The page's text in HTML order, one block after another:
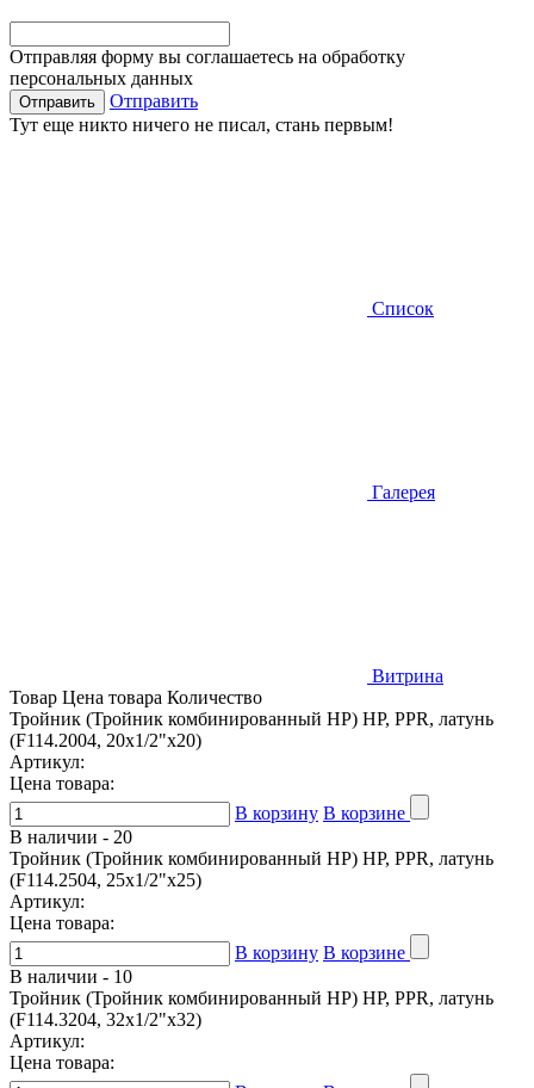
Отправляя форму вы соглашаетесь на обработку
персональных данных
Отправить
Тут еще никто ничего не писал, стань первым!
Список
Галерея
Витрина
Товар Цена товара Количество
Тройник (Тройник комбинированный НР) НР, PPR, латунь
(F114.2004, 20x1/2"x20)
Артикул:
Цена товара:
В корзину В корзине
В наличии - 20
Тройник (Тройник комбинированный НР) НР, PPR, латунь
(F114.2504, 25x1/2"x25)
Артикул:
Цена товара:
В корзину В корзине
В наличии - 10
Тройник (Тройник комбинированный НР) НР, PPR, латунь
(F114.3204, 32x1/2"x32)
Артикул:
Цена товара: